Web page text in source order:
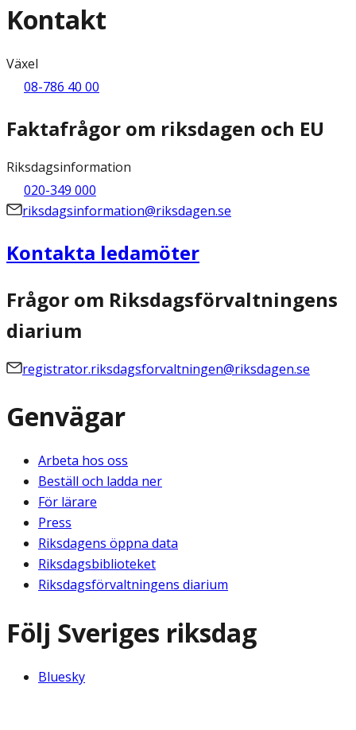
Kontakt
Växel
08-786 40 00
Faktafrågor om riksdagen och EU
Riksdagsinformation
020-349 000
riksdagsinformation@riksdagen.se
Kontakta ledamöter
Frågor om Riksdagsförvaltningens
diarium
registrator.riksdagsforvaltningen@riksdagen.se
Genvägar
Arbeta hos oss
Beställ och ladda ner
För lärare
Press
Riksdagens öppna data
Riksdagsbiblioteket
Riksdagsförvaltningens diarium
Följ Sveriges riksdag
Bluesky